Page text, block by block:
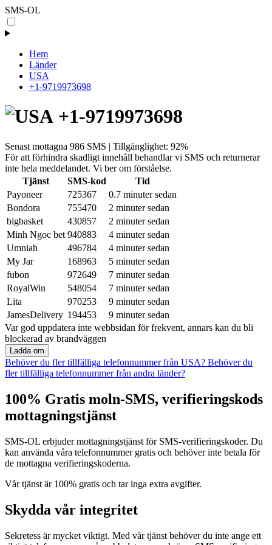
SMS-OL
Hem
Länder
USA
+1-9719973698
+1-9719973698
Senast mottagna 986 SMS | Tillgänglighet: 92%
För att förhindra skadligt innehåll behandlar vi SMS och returnerar
inte hela meddelandet. Vi ber om förståelse.
Tjänst
SMS-kod
Tid
Payoneer
725367
0.7 minuter sedan
Bondora
755470
2 minuter sedan
bigbasket
430857
2 minuter sedan
Minh Ngoc bet 940883
4 minuter sedan
Umniah
496784
4 minuter sedan
My Jar
168963
5 minuter sedan
fubon
972649
7 minuter sedan
RoyalWin
548054
7 minuter sedan
Lita
970253
9 minuter sedan
JamesDelivery 194453
9 minuter sedan
Var god uppdatera inte webbsidan för frekvent, annars kan du bli
blockerad av brandväggen
Ladda om
Behöver du fler tillfälliga telefonnummer från USA? Behöver du
fler tillfälliga telefonnummer från andra länder?
100% Gratis moln-SMS, verifieringskods
mottagningstjänst
SMS-OL erbjuder mottagningstjänst för SMS-verifieringskoder. Du
kan använda våra telefonnummer gratis och behöver inte betala för
de mottagna verifieringskoderna.
Vår tjänst är 100% gratis och tar inga extra avgifter.
Skydda vår integritet
Sekretess är mycket viktigt. Med vår tjänst behöver du inte ange ett